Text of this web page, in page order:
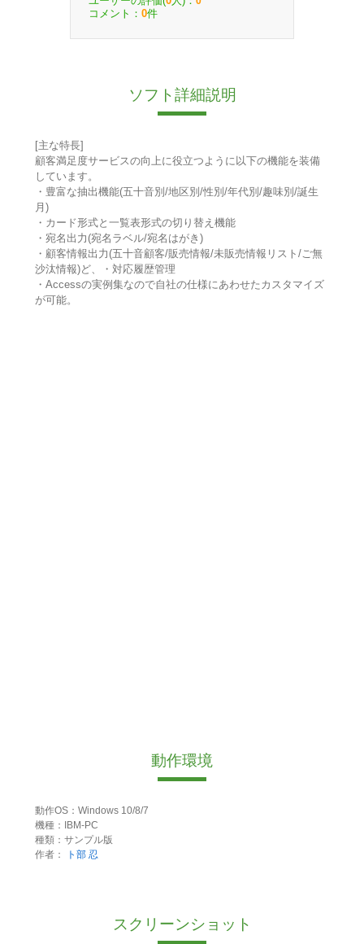
コメント： 0件
ソフト詳細説明
[主な特長]
顧客満足度サービスの向上に役立つように以下の機能を装備
しています。
・豊富な抽出機能(五十音別/地区別/性別/年代別/趣味別/誕生
月)
・カード形式と一覧表形式の切り替え機能
・宛名出力(宛名ラベル/宛名はがき)
・顧客情報出力(五十音顧客/販売情報/未販売情報リスト/ご無
沙汰情報)ど、・対応履歴管理
・Accessの実例集なので自社の仕様にあわせたカスタマイズ
が可能。
動作環境
動作OS：Windows 10/8/7
機種：IBM-PC
種類：サンプル版
作者：
ト部 忍
スクリーンショット